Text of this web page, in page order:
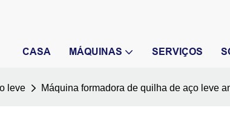
CASA MÁQUINAS SERVIÇOS
leve Máquina formadora de quilha de aço leve